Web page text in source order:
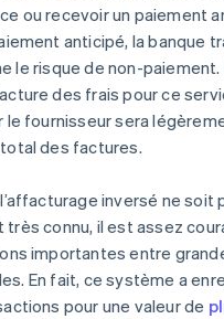
ou recevoir un paiement
anticipé, la banque
le risque de non-paiement.
des frais pour ce
le fournisseur sera
des factures.
inversé ne soit
très connu, il est assez
importantes entre
En fait, ce système a
pour une valeur de